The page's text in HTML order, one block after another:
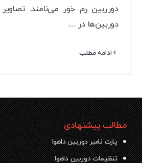
دورربین رم خور می‌نامند.
دوربین‌ها در …
ادامه مطلب
مطالب پیشنهادی
پارت نامبر دوربین داهوا
تنظیمات دوربین داهوا